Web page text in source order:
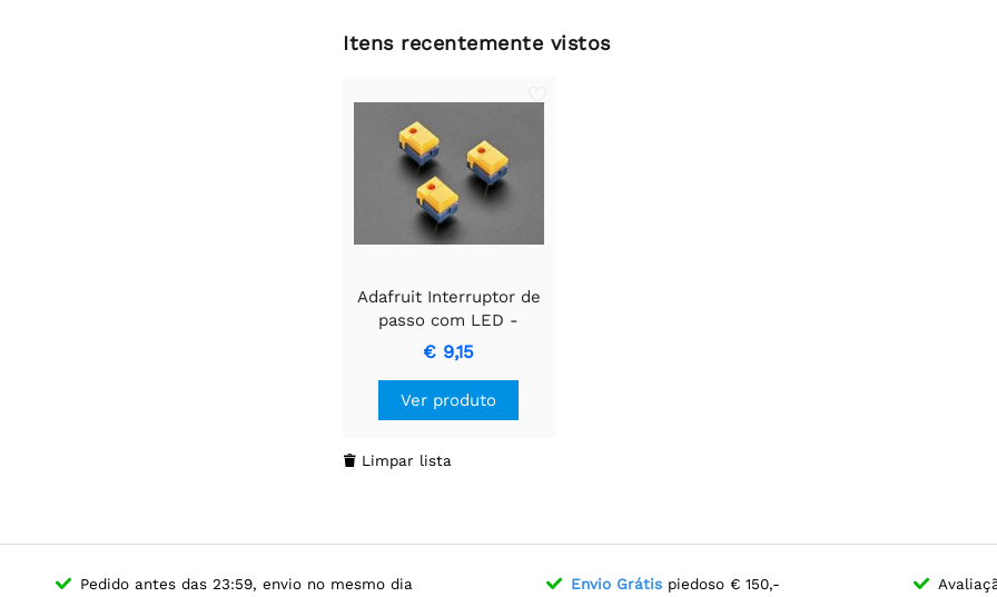
Itens recentemente vistos
Adafruit Interruptor de
passo com LED -
Pacote com três
unidades, amarelo com
LED vermelho
€ 9,15
Ver produto
 Limpar lista
Pedido antes das 23:59, envio no mesmo dia Envio Grátis piedoso € 150,-